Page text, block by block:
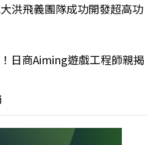
洪飛義團隊成功開發超高功
日商Aiming遊戲工程師親揭